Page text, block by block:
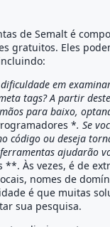
de Semalt é
gratuitos. Eles
em
tags? A partir
para baixo,
*. Se
código ou deseja
ajudarão
**. Às vezes, é de
nomes de
é que muitas
sua pesquisa.